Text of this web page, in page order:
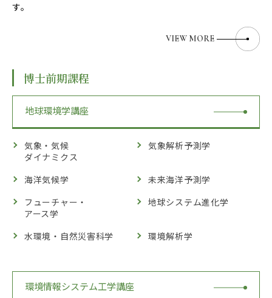
VIEW MORE
す。
博士前期課程
地球環境学講座
気象・気候
ダイナミクス
気象解析予測学
海洋気候学
未来海洋予測学
フューチャー・
アース学
地球システム進化学
水環境・自然災害科学 環境解析学
環境情報システム工学講座